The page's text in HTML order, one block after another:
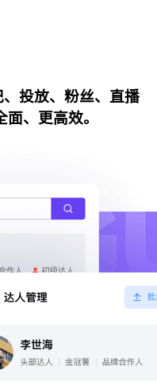
投放、粉丝、直播
、更高效。